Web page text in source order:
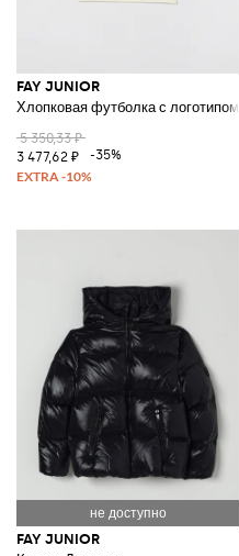
FAY JUNIOR
Хлопковая футболка с логотипом
5 350,33 ₽
3 477,62 ₽
-35%
FAY JUNIOR